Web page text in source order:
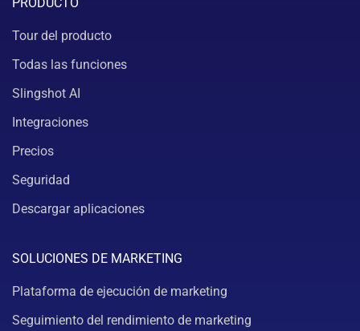
Tour del producto
Todas las funciones
Slingshot AI
Integraciones
Precios
Seguridad
Descargar aplicaciones
SOLUCIONES DE MARKETING
Plataforma de ejecución de marketing
Seguimiento del rendimiento de marketing